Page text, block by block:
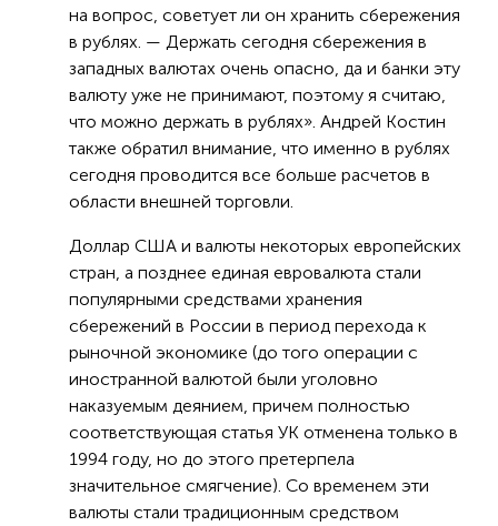
на вопрос, советует ли он хранить сбережения
в рублях. — Держать сегодня сбережения в
западных валютах очень опасно, да и банки эту
валюту уже не принимают, поэтому я считаю,
что можно держать в рублях». Андрей Костин
также обратил внимание, что именно в рублях
сегодня проводится все больше расчетов в
области внешней торговли.
Доллар США и валюты некоторых европейских
стран, а позднее единая евровалюта стали
популярными средствами хранения
сбережений в России в период перехода к
рыночной экономике (до того операции с
иностранной валютой были уголовно
наказуемым деянием, причем полностью
соответствующая статья УК отменена только в
1994 году, но до этого претерпела
значительное смягчение). Со временем эти
валюты стали традиционным средством